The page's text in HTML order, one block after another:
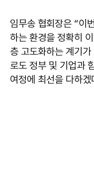
임무송 협회장은 “이
하는 환경을 정확히
층 고도화하는 계기
로도 정부 및 기업과
여정에 최선을 다하